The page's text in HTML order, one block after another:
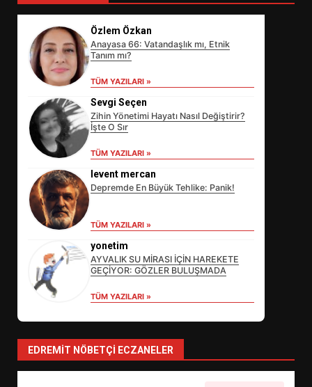
Özlem Özkan
Anayasa 66: Vatandaşlık mı, Etnik
Tanım mı?
TÜM YAZILARI »
Sevgi Seçen
Zihin Yönetimi Hayatı Nasıl Değiştirir?
İşte O Sır
TÜM YAZILARI »
levent mercan
Depremde En Büyük Tehlike: Panik!
TÜM YAZILARI »
yonetim
AYVALIK SU MİRASI İÇİN HAREKETE
GEÇİYOR: GÖZLER BULUŞMADA
TÜM YAZILARI »
EDREMIT NÖBETÇI ECZANELER
SÜRDÜRÜLEBİLİRLİKTE NE
DEĞİŞECEK?
4